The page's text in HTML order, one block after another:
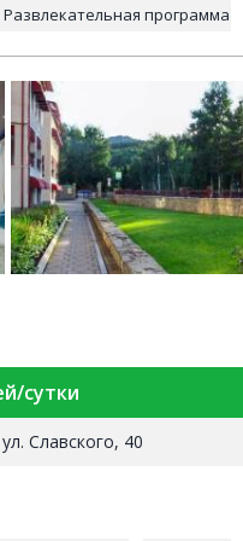
Развлекательная программа
сутки
Славского, 40